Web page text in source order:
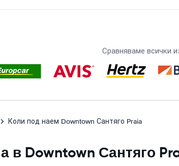
Сравняваме всички
Коли под наем Downtown Сантяго Praia
в Downtown Сантяго